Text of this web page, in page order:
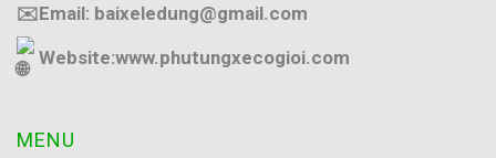
✉️Email: baixeledung@gmail.com
Website:www.phutungxecogioi.com
MENU